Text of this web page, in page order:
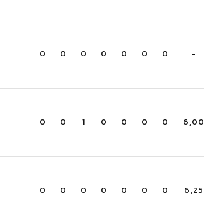
0 0 0 0 0 0 0 -
0 0 1 0 0 0 0 6,00
0 0 0 0 0 0 0 6,25